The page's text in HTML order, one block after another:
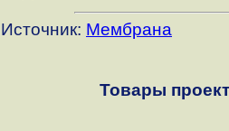
Источник: Мембрана
Товары